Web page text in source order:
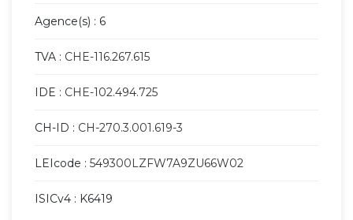
Agence(s) : 6
TVA : CHE-116.267.615
IDE : CHE-102.494.725
CH-ID : CH-270.3.001.619-3
LEIcode : 549300LZFW7A9ZU66W02
ISICv4 : K6419